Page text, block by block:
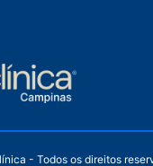
- Todos os direitos